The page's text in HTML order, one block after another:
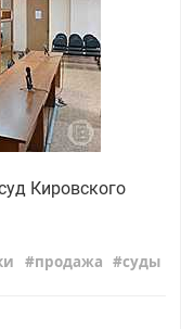
Кировского
продажа суды